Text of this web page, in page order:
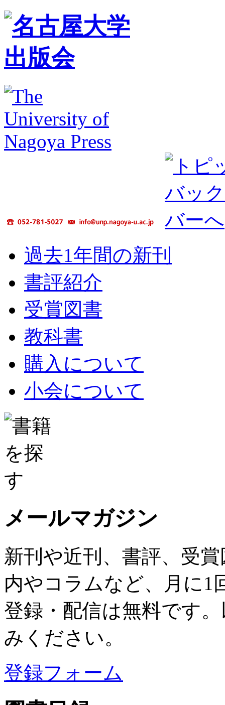
過去1年間の新刊
書評紹介
受賞図書
教科書
購入について
小会について
メールマガジン
新刊や近刊、書評、受
内やコラムなど、月に1
登録・配信は無料です
みください。
登録フォーム